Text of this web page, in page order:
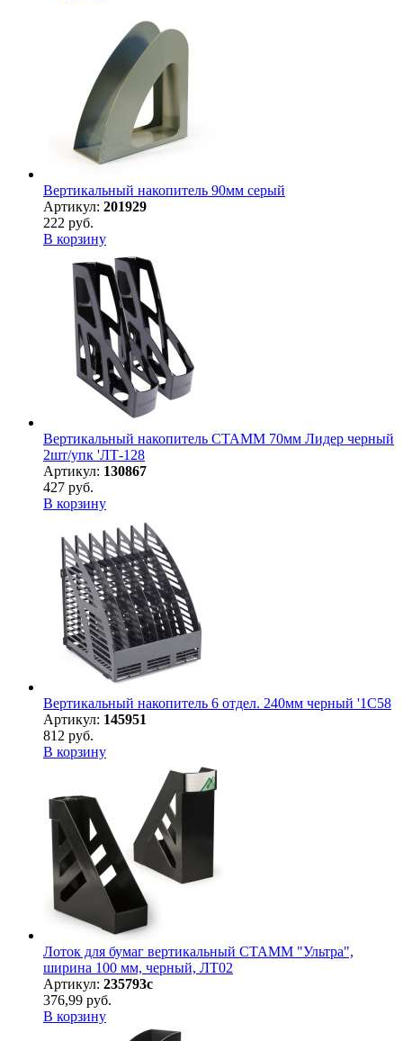
Вертикальный накопитель 90мм серый
Артикул: 201929
222 руб.
В корзину
Вертикальный накопитель СТАММ 70мм Лидер черный
2шт/упк 'ЛТ-128
Артикул: 130867
427 руб.
В корзину
Вертикальный накопитель 6 отдел. 240мм черный '1C58
Артикул: 145951
812 руб.
В корзину
Лоток для бумаг вертикальный СТАММ "Ультра",
ширина 100 мм, черный, ЛТ02
Артикул: 235793с
376,99 руб.
В корзину